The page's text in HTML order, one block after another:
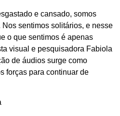
e cansado, somos
sentimos solitários, e nesse
o que sentimos é apenas
visual e pesquisadora Fabiola
de áudios surge como
forças para continuar de